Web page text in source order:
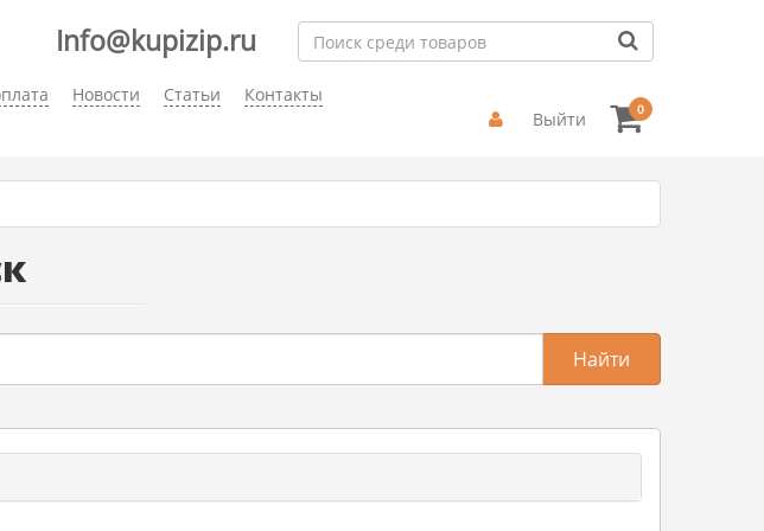
Новости Статьи Контакты
Info@kupizip.ru
Выйти 0